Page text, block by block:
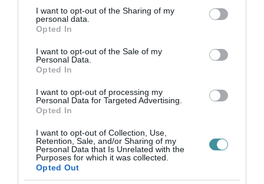
not limited to your visit or usage behaviour. You may click to
grant or deny consent to Google and its third-party tags to
use your data for below specified purposes in below Google
consent section.
I want to opt-out of the Sharing of my
personal data.
Opted In
I want to opt-out of the Sale of my
Personal Data.
Opted In
I want to opt-out of processing my
Personal Data for Targeted Advertising.
Opted In
I want to opt-out of Collection, Use,
Retention, Sale, and/or Sharing of my
Personal Data that Is Unrelated with the
Purposes for which it was collected.
Opted Out
35 PERCES TANÓRÁK ÉS KEVESEBB HÁZI
FELADAT JÖHET AZ ALSÓ ...
BAKA ANDRÁST JELÖLI KÖZTÁRSASÁGI
ÚJ MAGYAR KÜLÜGYI STRATÉGIA KÉSZÜL,
2026. augusztus 08
TATA ELBŰVÖLŐ LÁTVÁNYOSSÁGAI,
2026. augusztus 08|Promóció